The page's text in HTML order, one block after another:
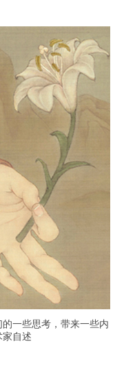
一些思考，带来一些内
自述